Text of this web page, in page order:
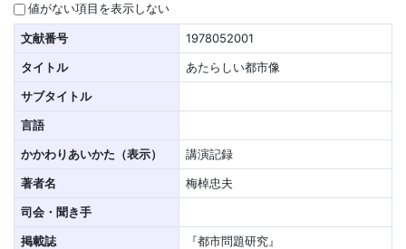
値がない項目を表示しない
文献番号
1978052001
タイトル
あたらしい都市像
サブタイトル
言語
かかわりあいかた（表示）
講演記録
著者名
梅棹忠夫
司会・聞き手
掲載誌
『都市問題研究』